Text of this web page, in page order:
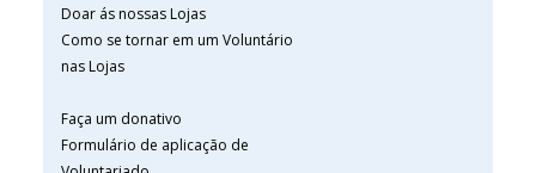
Doar ás nossas Lojas
Como se tornar em um Voluntário
nas Lojas
Faça um donativo
Formulário de aplicação de